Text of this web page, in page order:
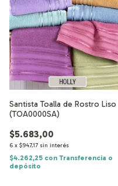
Santista Toalla de Rostro Liso
(TOA0000SA)
$5.683,00
6 x $947,17 sin interés
$4.262,25 con Transferencia o
depósito